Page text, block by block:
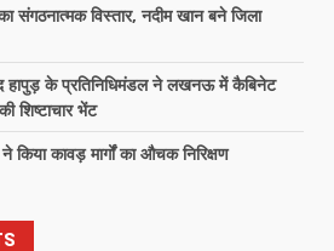
संगठनात्मक विस्तार, नदीम खान बने जिला
हापुड़ के प्रतिनिधिमंडल ने लखनऊ में कैबिनेट
शिष्टाचार भेंट
किया कावड़ मार्गों का औचक निरिक्षण